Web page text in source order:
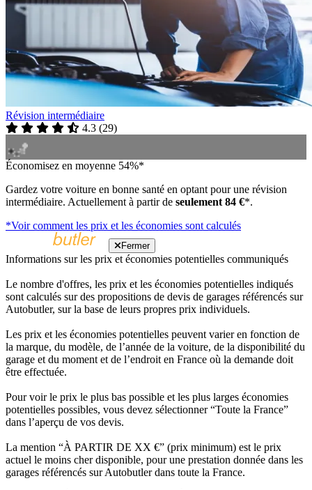
Révision intermédiaire
4.3 (29)
Économisez en moyenne 54%*
Gardez votre voiture en bonne santé en optant pour une révision
intermédiaire. Actuellement à partir de seulement 84 €*.
*Voir comment les prix et les économies sont calculés
Fermer
Informations sur les prix et économies potentielles communiqués
Le nombre d'offres, les prix et les économies potentielles indiqués
sont calculés sur des propositions de devis de garages référencés sur
Autobutler, sur la base de leurs propres prix individuels.
Les prix et les économies potentielles peuvent varier en fonction de
la marque, du modèle, de l’année de la voiture, de la disponibilité du
garage et du moment et de l’endroit en France où la demande doit
être effectuée.
Pour voir le prix le plus bas possible et les plus larges économies
potentielles possibles, vous devez sélectionner “Toute la France”
dans l’aperçu de vos devis.
La mention “À PARTIR DE XX €” (prix minimum) est le prix
actuel le moins cher disponible, pour une prestation donnée dans les
garages référencés sur Autobutler dans toute la France.